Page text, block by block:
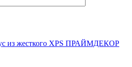
из жесткого XPS ПРАЙМДЕКОР